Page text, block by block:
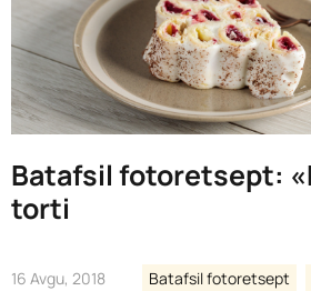
Batafsil fotoretsept:
torti
16 Avgu, 2018 Batafsil fotoretsept